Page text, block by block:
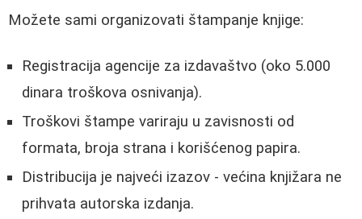
Možete sami organizovati štampanje knjige:
Registracija agencije za izdavaštvo (oko 5.000
dinara troškova osnivanja).
Troškovi štampe variraju u zavisnosti od
formata, broja strana i korišćenog papira.
Distribucija je najveći izazov - većina knjižara ne
prihvata autorska izdanja.